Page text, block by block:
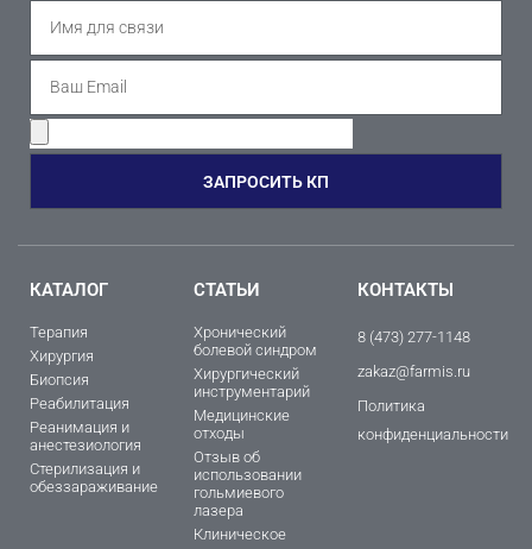
ЗАПРОСИТЬ КП
КАТАЛОГ
Терапия
Хирургия
Биопсия
Реабилитация
Реанимация и
анестезиология
Стерилизация и
обеззараживание
СТАТЬИ
Хронический
болевой синдром
Хирургический
инструментарий
Медицинские
отходы
Отзыв об
использовании
гольмиевого
лазера
Клиническое
КОНТАКТЫ
8 (473) 277-1148
zakaz@farmis.ru
Политика
конфиденциальности